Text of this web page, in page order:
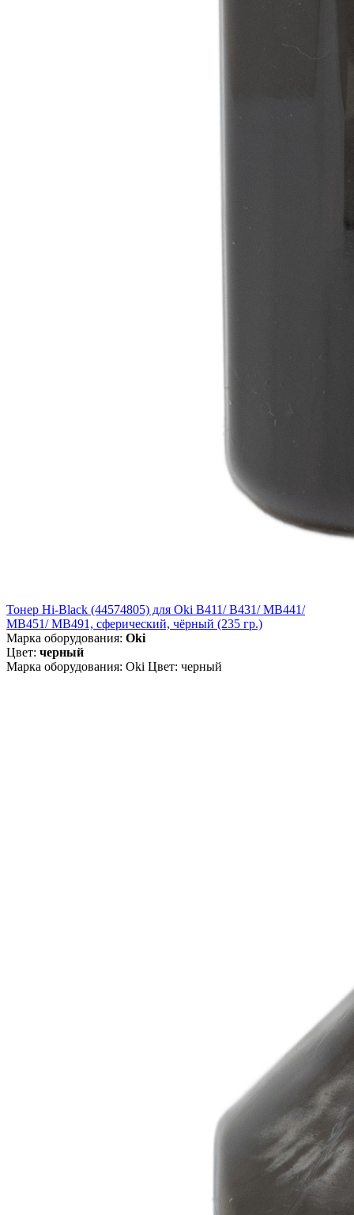
Тонер Hi-Black (44574805) для Oki B411/ B431/ MB441/
MB451/ MB491, сферический, чёрный (235 гр.)
Марка оборудования: Oki
Цвет: черный
Марка оборудования: Oki Цвет: черный